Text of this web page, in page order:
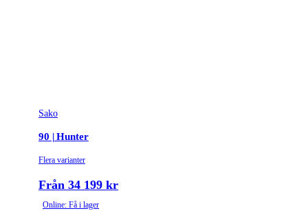
Sako
90 | Hunter
Flera varianter
Från 34 199 kr
Online: Få i lager